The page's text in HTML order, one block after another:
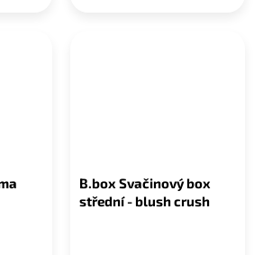
B.box Svačinový box
střední - blush crush